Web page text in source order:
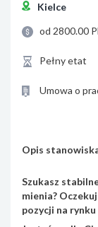
Kielce
od 2800.00
Pełny etat
Umowa o
Opis
Szukasz
mienia?
pozycji na rynku